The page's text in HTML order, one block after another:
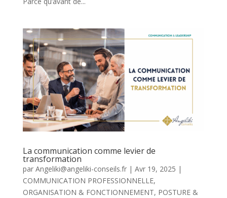
La communication comme levier de
transformation
par Angeliki@angeliki-conseils.fr| Avr 19, 2025 |
COMMUNICATION PROFESSIONNELLE,
ORGANISATION & FONCTIONNEMENT, POSTURE &